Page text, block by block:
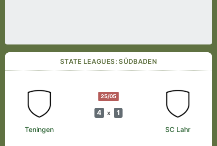
STATE LEAGUES: SÜDBADEN
25/05
4 x 1
Teningen SC Lahr